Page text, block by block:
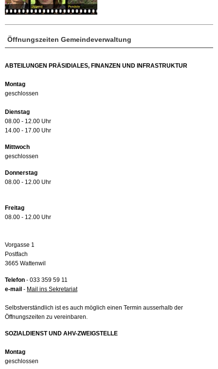
Öffnungszeiten Gemeindeverwaltung
ABTEILUNGEN PRÄSIDIALES, FINANZEN UND INFRASTRUKTUR
Montag
geschlossen
Dienstag
08.00 - 12.00 Uhr
14.00 - 17.00 Uhr
Mittwoch
geschlossen
Donnerstag
08.00 - 12.00 Uhr
Freitag
08.00 - 12.00 Uhr
Vorgasse 1
Postfach
3665 Wattenwil
Telefon - 033 359 59 11
e-mail - Mail ins Sekretariat
Selbstverständlich ist es auch möglich einen Termin ausserhalb der
Öffnungszeiten zu vereinbaren.
SOZIALDIENST UND AHV-ZWEIGSTELLE
Montag
geschlossen